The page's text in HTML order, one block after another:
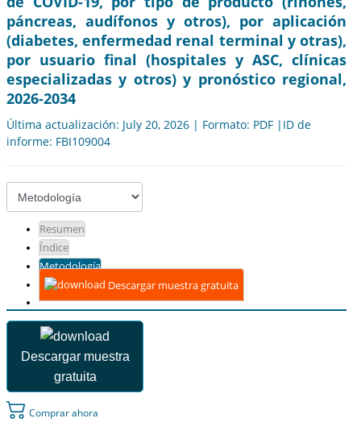
páncreas, audífonos y otros), por aplicación
(diabetes, enfermedad renal terminal y otras),
por usuario final (hospitales y ASC, clínicas
especializadas y otros) y pronóstico regional,
2026-2034
Última actualización: July 20, 2026 | Formato: PDF |ID de
informe: FBI109004
Resumen
Índice
Metodología
Descargar muestra gratuita
Descargar muestra
gratuita
Comprar ahora